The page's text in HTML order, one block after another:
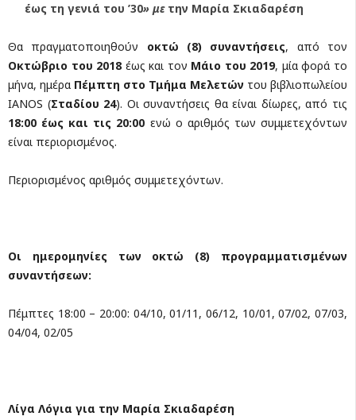
έως τη γενιά του ’30» με την Μαρία Σκιαδαρέση
Θα πραγματοποιηθούν οκτώ (8) συναντήσεις, από τον
Οκτώβριο του 2018έως και τον Μάιο του 2019, μία φορά το
μήνα, ημέρα Πέμπτη στο Τμήμα Μελετών του βιβλιοπωλείου
ΙANOS (Σταδίου 24). Οι συναντήσεις θα είναι δίωρες, από τις
18:00 έως και τις 20:00 ενώ ο αριθμός των συμμετεχόντων
είναι περιορισμένος.
Περιορισμένος αριθμός συμμετεχόντων.
Οι ημερομηνίες των οκτώ (8) προγραμματισμένων
συναντήσεων:
Πέμπτες 18:00 – 20:00: 04/10, 01/11, 06/12, 10/01, 07/02, 07/03,
04/04, 02/05
Λίγα Λόγια για την Μαρία Σκιαδαρέση